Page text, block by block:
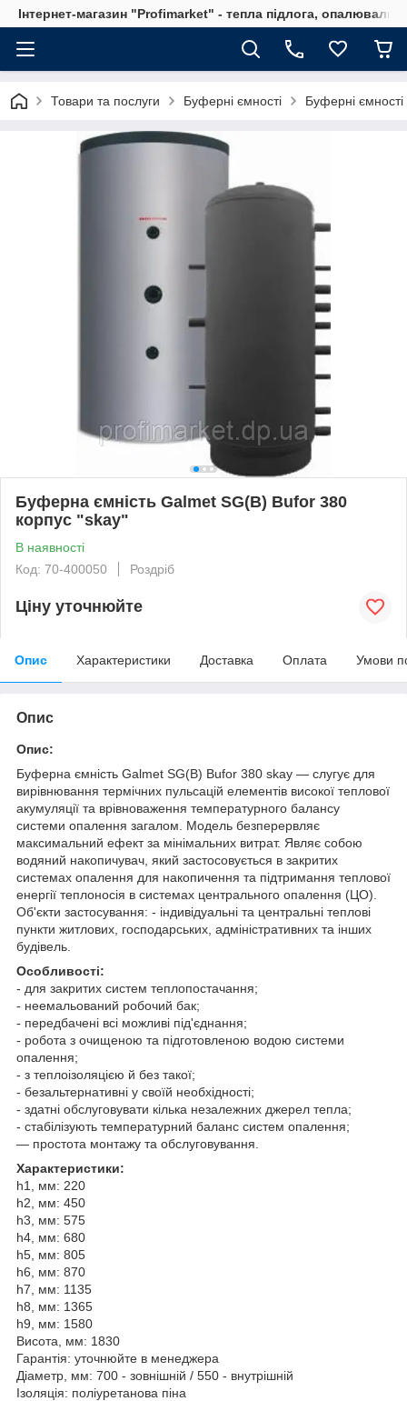
Інтернет-магазин "Profimarket" - тепла підлога,
Товари та послуги Буферні ємності Буферні
Буферна ємність Galmet SG(B) Bufor 380
корпус "skay"
В наявності
Код: 70-400050
Роздріб
Ціну уточнюйте
Опис Характеристики Доставка Оплата Умови
Опис
Опис:
Буферна ємність Galmet SG(B) Bufor 380 skay — слугує для
вирівнювання термічних пульсацій елементів високої теплової
акумуляції та врівноваження температурного балансу
системи опалення загалом. Модель безперервляє
максимальний ефект за мінімальних витрат. Являє собою
водяний накопичувач, який застосовується в закритих
системах опалення для накопичення та підтримання теплової
енергії теплоносія в системах центрального опалення (ЦО).
Об'єкти застосування: - індивідуальні та центральні теплові
пункти житлових, господарських, адміністративних та інших
будівель.
Особливості:
- для закритих систем теплопостачання;
- неемальований робочий бак;
- передбачені всі можливі під'єднання;
- робота з очищеною та підготовленою водою системи
опалення;
- з теплоізоляцією й без такої;
- безальтернативні у своїй необхідності;
- здатні обслуговувати кілька незалежних джерел тепла;
- стабілізують температурний баланс систем опалення;
— простота монтажу та обслуговування.
Характеристики:
h1, мм: 220
h2, мм: 450
h3, мм: 575
h4, мм: 680
h5, мм: 805
h6, мм: 870
h7, мм: 1135
h8, мм: 1365
h9, мм: 1580
Висота, мм: 1830
Гарантія: уточнюйте в менеджера
Діаметр, мм: 700 - зовнішній / 550 - внутрішній
Ізоляція: поліуретанова піна